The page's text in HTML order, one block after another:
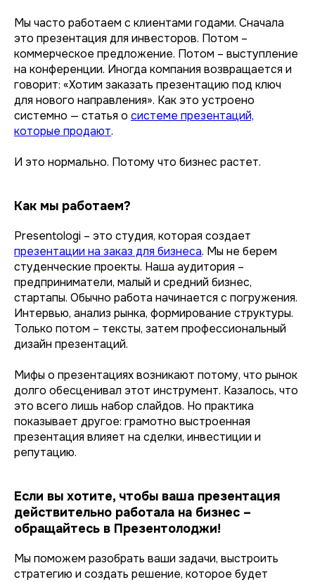
Мы часто работаем с клиентами годами. Сначала
это презентация для инвесторов. Потом –
коммерческое предложение. Потом – выступление
на конференции. Иногда компания возвращается и
говорит: «Хотим заказать презентацию под ключ
для нового направления». Как это устроено
системно — статья о системе презентаций,
которые продают.
И это нормально. Потому что бизнес растет.
Как мы работаем?
Presentologi – это студия, которая создает
презентации на заказ для бизнеса. Мы не берем
студенческие проекты. Наша аудитория –
предприниматели, малый и средний бизнес,
стартапы. Обычно работа начинается с погружения.
Интервью, анализ рынка, формирование структуры.
Только потом – тексты, затем профессиональный
дизайн презентаций.
Мифы о презентациях возникают потому, что рынок
долго обесценивал этот инструмент. Казалось, что
это всего лишь набор слайдов. Но практика
показывает другое: грамотно выстроенная
презентация влияет на сделки, инвестиции и
репутацию.
Если вы хотите, чтобы ваша презентация
действительно работала на бизнес –
обращайтесь в Презентолоджи!
Мы поможем разобрать ваши задачи, выстроить
стратегию и создать решение, которое будет